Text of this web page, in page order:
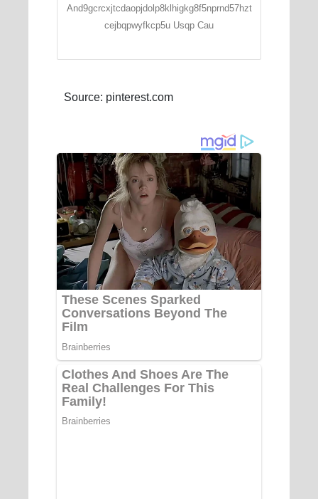
And9gcrcxjtcdaopjdolp8klhigkg8f5nprnd57hzt
cejbqpwyfkcp5u Usqp Cau
Source: pinterest.com